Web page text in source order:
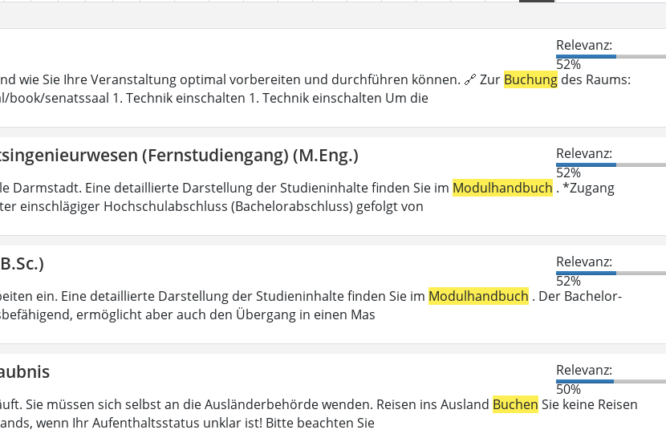
Relevanz:
52%
wie Sie Ihre Veranstaltung optimal vorbereiten und durchführen können. 🔗 Zur Buchung des Raums:
senatssaal 1. Technik einschalten 1. Technik einschalten Um die
(Fernstudiengang) (M.Eng.)
Relevanz:
52%
Darmstadt. Eine detaillierte Darstellung der Studieninhalte finden Sie im Modulhandbuch . *Zugang
einschlägiger Hochschulabschluss (Bachelorabschluss) gefolgt von
Relevanz:
52%
ein. Eine detaillierte Darstellung der Studieninhalte finden Sie im Modulhandbuch . Der Bachelor-
ermöglicht aber auch den Übergang in einen Mas
Relevanz:
50%
Sie müssen sich selbst an die Ausländerbehörde wenden. Reisen ins Ausland Buchen Sie keine Reisen
wenn Ihr Aufenthaltsstatus unklar ist! Bitte beachten Sie